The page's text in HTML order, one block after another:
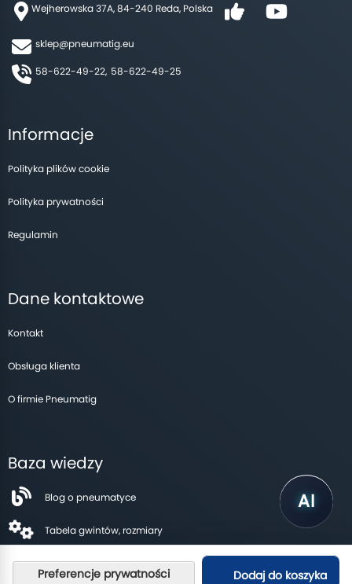
Dodaj do koszyka
Wejherowska 37A, 84-240 Reda, Polska
sklep@pneumatig.eu
58-622-49-22, 58-622-49-25
Informacje
Polityka plików cookie
Polityka prywatności
Regulamin
Dane kontaktowe
Kontakt
Obsługa klienta
O firmie Pneumatig
Baza wiedzy
Blog o pneumatyce
Tabela gwintów, rozmiary